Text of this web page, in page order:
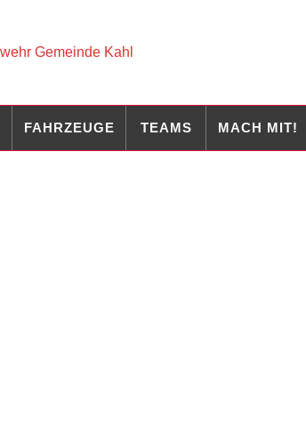
FAHRZEUGE TEAMS MACH MIT!